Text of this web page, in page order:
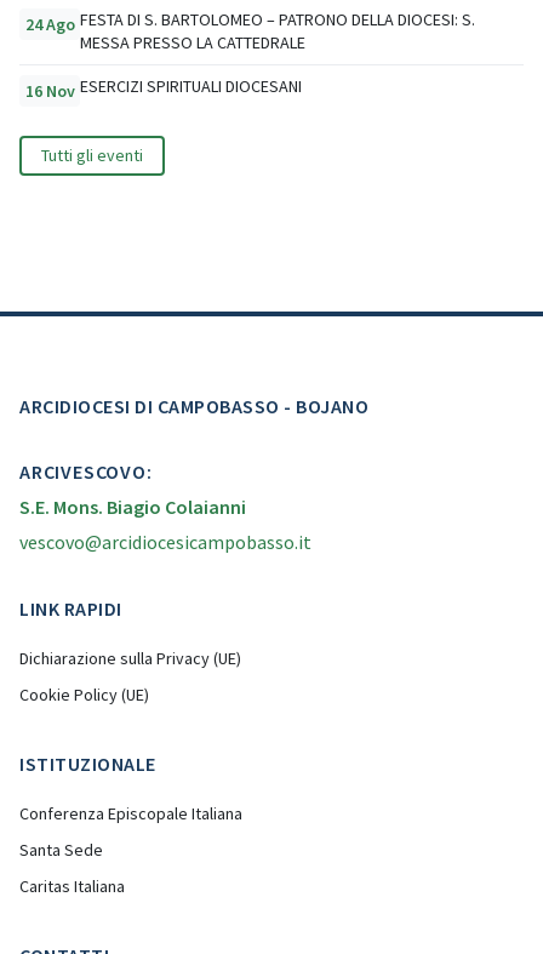
24 Ago FESTA DI S. BARTOLOMEO – PATRONO DELLA DIOCESI: S.
MESSA PRESSO LA CATTEDRALE
16 Nov ESERCIZI SPIRITUALI DIOCESANI
Tutti gli eventi
ARCIDIOCESI DI CAMPOBASSO - BOJANO
ARCIVESCOVO:
S.E. Mons. Biagio Colaianni
vescovo@arcidiocesicampobasso.it
LINK RAPIDI
Dichiarazione sulla Privacy (UE)
Cookie Policy (UE)
ISTITUZIONALE
Conferenza Episcopale Italiana
Santa Sede
Caritas Italiana